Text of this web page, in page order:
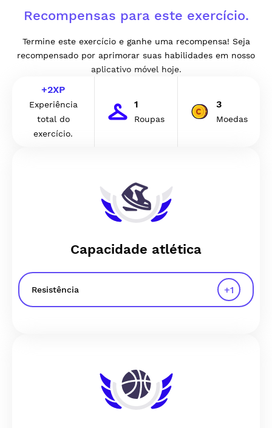
Recompensas para este exercício.
Termine este exercício e ganhe uma recompensa! Seja
recompensado por aprimorar suas habilidades em nosso
aplicativo móvel hoje.
+2XP
Experiência
total do
exercício.
1
Roupas
3
Moedas
Capacidade atlética
Resistência +1